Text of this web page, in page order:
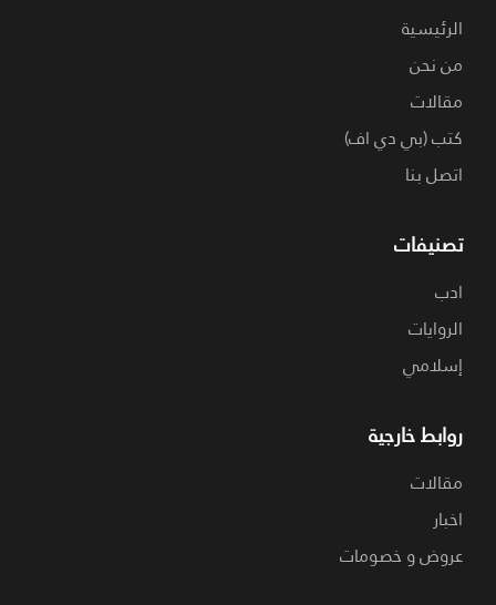
الرئيسية
من نحن
مقالات
كتب (بي دي اف)
اتصل بنا
تصنيفات
ادب
الروايات
إسلامي
روابط خارجية
مقالات
اخبار
عروض و خصومات